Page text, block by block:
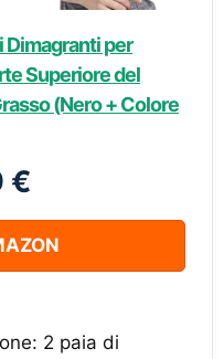
Dimagranti per
Superiore del
(Nero + Colore
€
2 paia di